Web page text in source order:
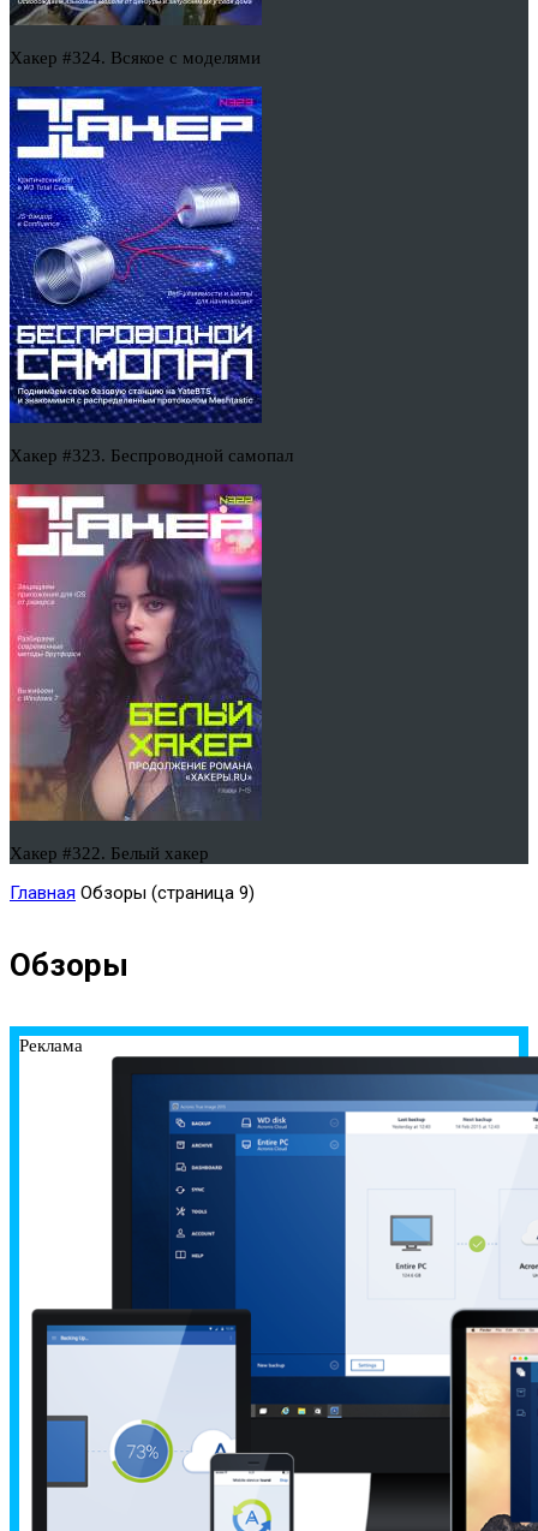
Хакер #324. Всякое с моделями
Хакер #323. Беспроводной самопал
Хакер #322. Белый хакер
Главная Обзоры (страница 9)
Обзоры
Реклама